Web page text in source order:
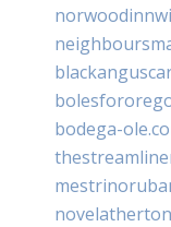
bodega-